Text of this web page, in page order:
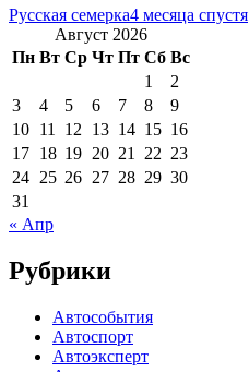
Русская семерка4 месяца спустя
Август 2026
Пн Вт Ср Чт Пт Сб Вс
1
2
3
4 5 6 7 8
9
10 11 12 13 14 15 16
17 18 19 20 21 22 23
24 25 26 27 28 29 30
31
« Апр
Рубрики
Автособытия
Автоспорт
Автоэксперт